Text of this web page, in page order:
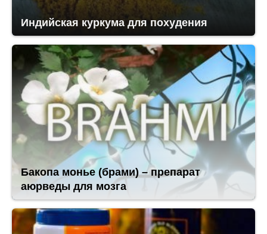
Индийская куркума для похудения
Бакопа монье (брами) – препарат
аюрведы для мозга